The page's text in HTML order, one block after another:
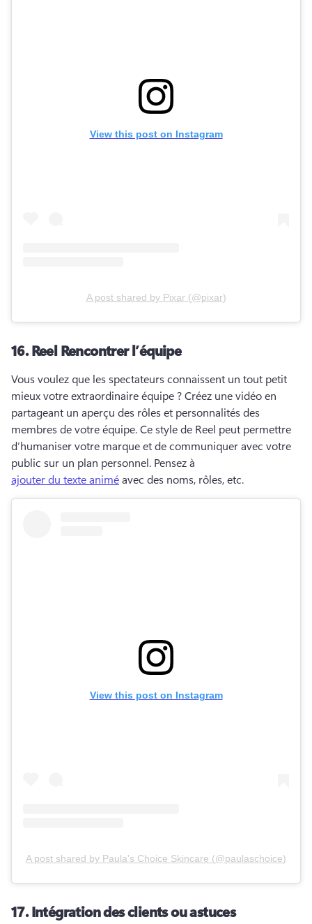
View this post on Instagram
A post shared by Pixar (@pixar)
16.Reel Rencontrer l’équipe
Vous voulez que les spectateurs connaissent un tout petit
mieux votre extraordinaire équipe ? Créez une vidéo en
partageant un aperçu des rôles et personnalités des
membres de votre équipe. Ce style de Reel peut permettre
d’humaniser votre marque et de communiquer avec votre
public sur un plan personnel. Pensez à
ajouter du texte animé avec des noms, rôles, etc.
View this post on Instagram
A post shared by Paula's Choice Skincare (@paulaschoice)
17.Intégration des clients ou astuces